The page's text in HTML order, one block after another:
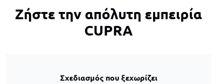
Ζήστε την απόλυτη εμπειρία
CUPRA
Σχεδιασμός που ξεχωρίζει